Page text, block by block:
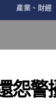
產業、財經
怨警